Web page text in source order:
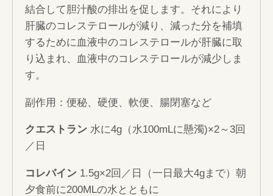
結合して胆汁酸の排出を促します。それにより
肝臓のコレステロールが減り、減った分を補填
するために血液中のコレステロールが肝臓に取
り込まれ、血液中のコレステロールが減少しま
す。
副作用：便秘、硬便、軟便、腸閉塞など
クエストラン水に4g（水100mLに懸濁)×2～3回
／日
コレバイン1.5g×2回／日（一日最大4gまで）朝
夕食前に200MLの水とともに